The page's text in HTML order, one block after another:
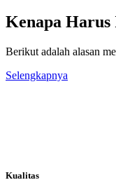
Kenapa Harus
Berikut adalah alasan
Selengkapnya
Kualitas